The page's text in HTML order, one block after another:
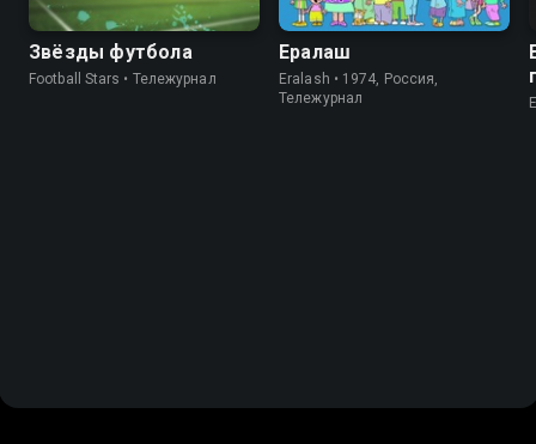
Звёзды футбола
Football Stars • Тележурнал
Ералаш
Eralash • 1974, Россия,
Тележурнал